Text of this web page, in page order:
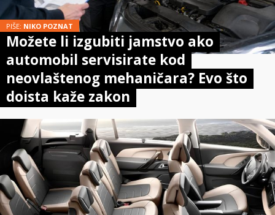
PIŠE: NIKO POZNAT
Možete li izgubiti jamstvo ako
automobil servisirate kod
neovlaštenog mehaničara? Evo što
doista kaže zakon